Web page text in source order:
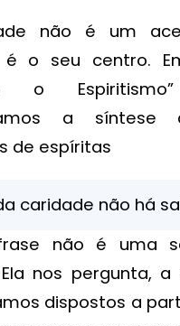
não é um
é o seu centro.
o
a síntese
de espíritas
caridade não há
não é uma
nos pergunta,
dispostos a